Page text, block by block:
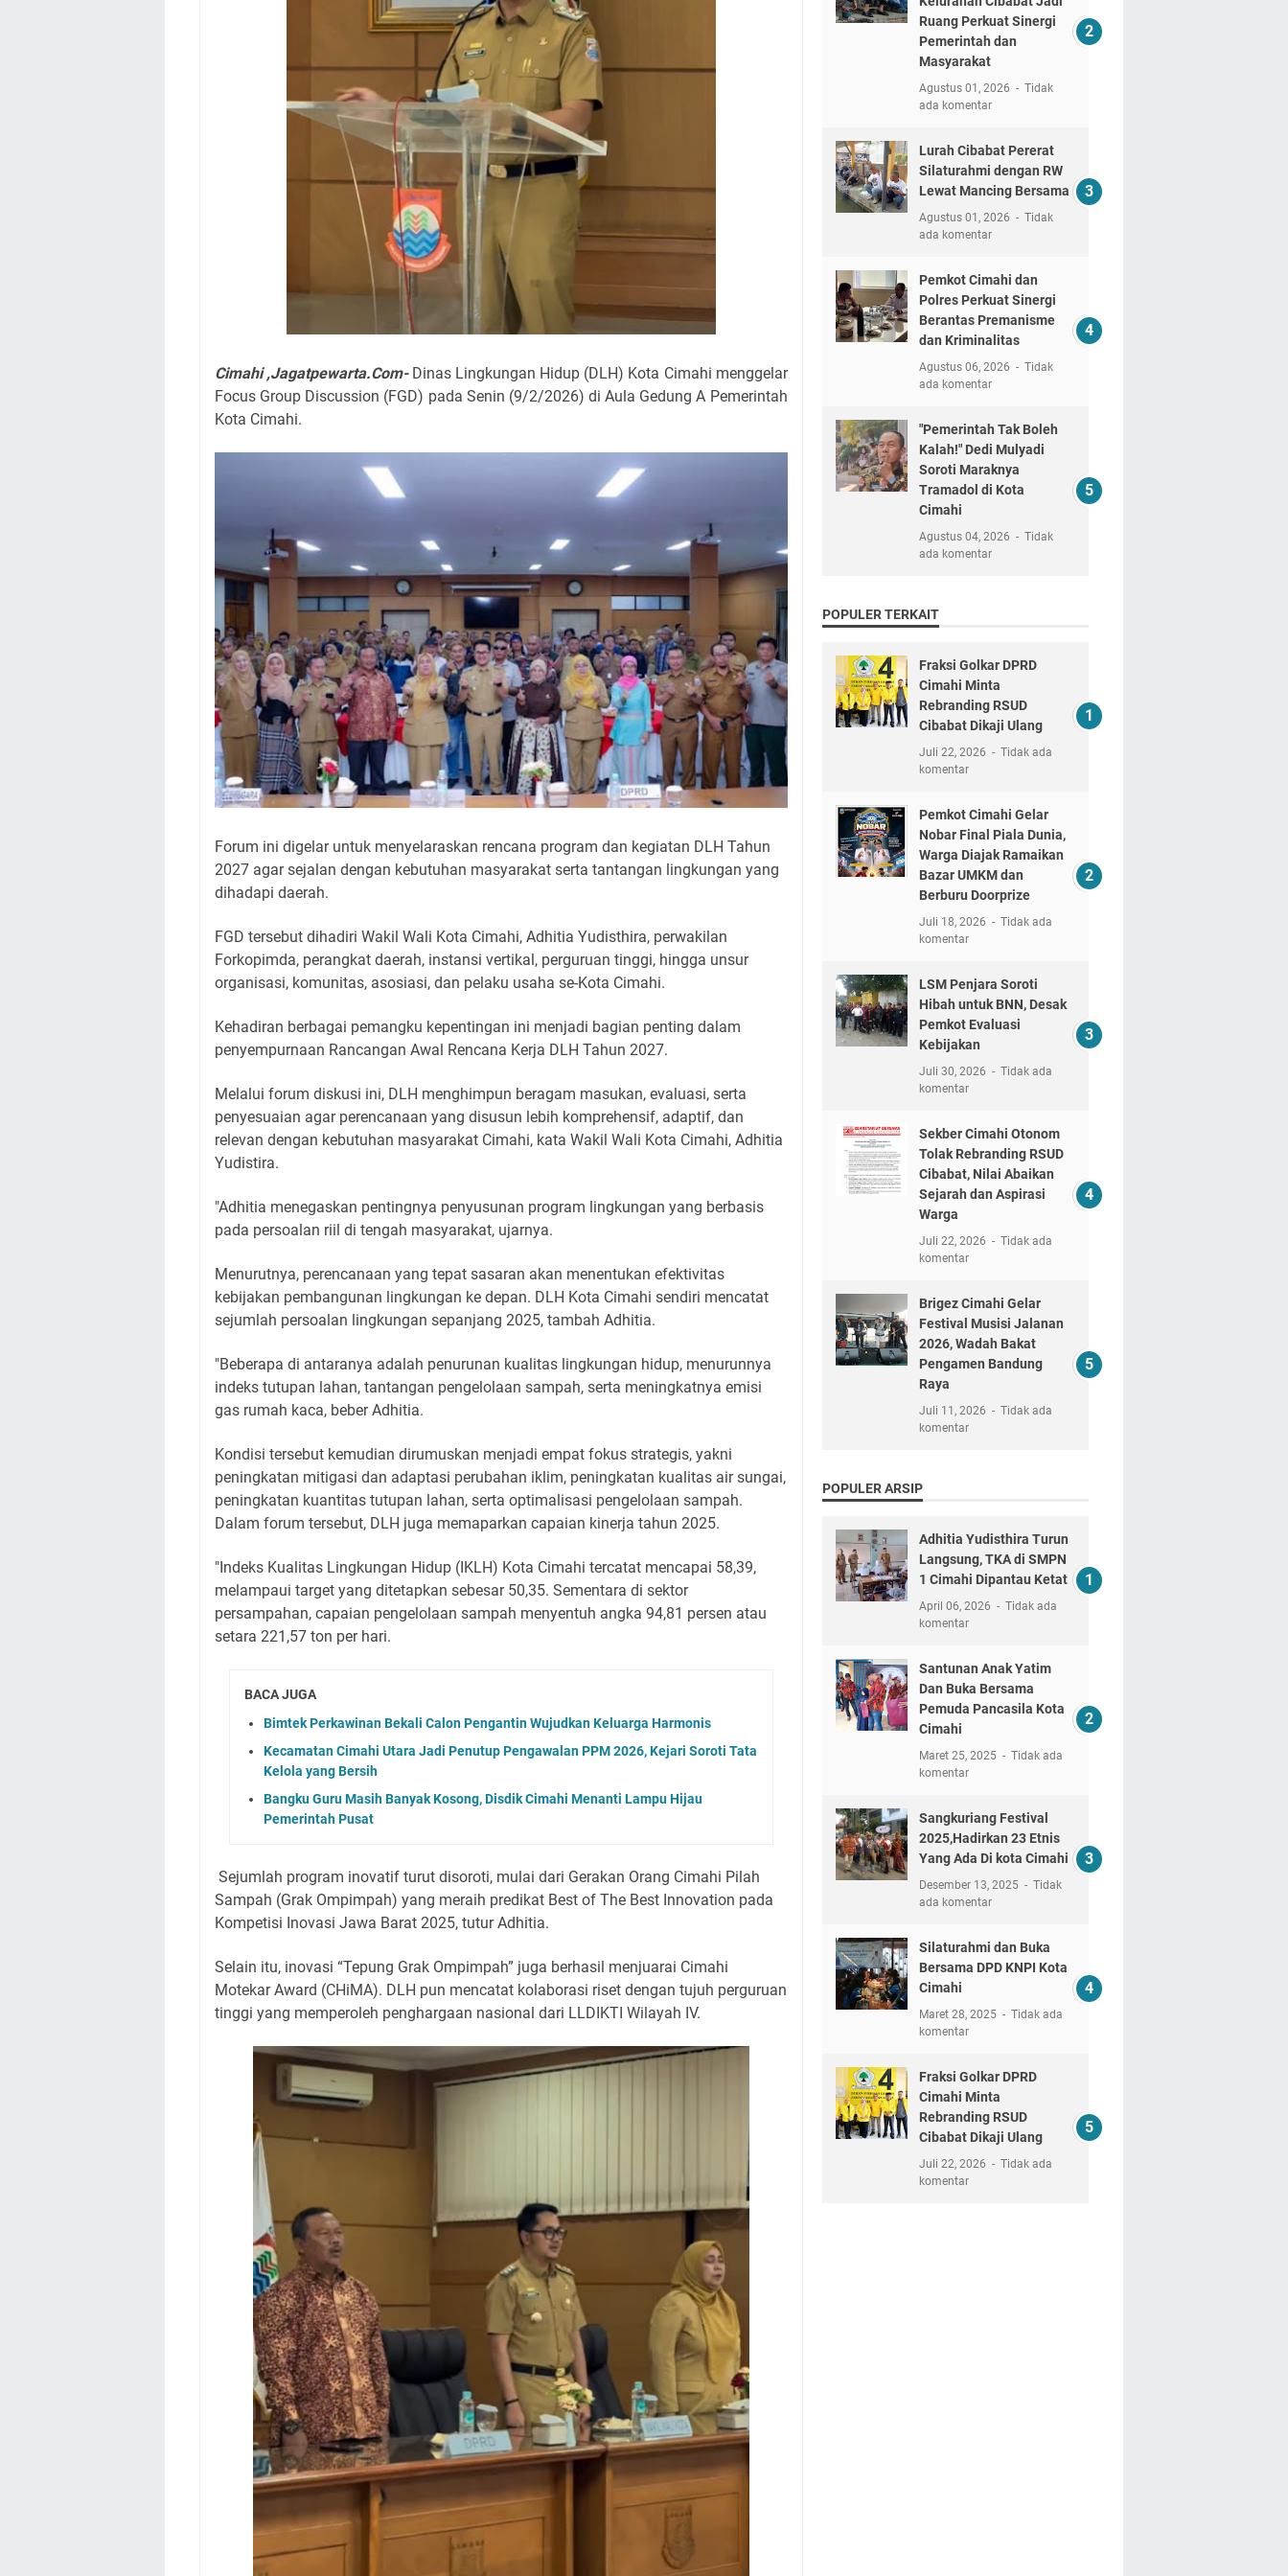
Cimahi ,Jagatpewarta.Com- Dinas Lingkungan Hidup (DLH) Kota Cimahi menggelar
Focus Group Discussion (FGD) pada Senin (9/2/2026) di Aula Gedung A Pemerintah
Kota Cimahi.
Forum ini digelar untuk menyelaraskan rencana program dan kegiatan DLH Tahun
2027 agar sejalan dengan kebutuhan masyarakat serta tantangan lingkungan yang
dihadapi daerah.
FGD tersebut dihadiri Wakil Wali Kota Cimahi, Adhitia Yudisthira, perwakilan
Forkopimda, perangkat daerah, instansi vertikal, perguruan tinggi, hingga unsur
organisasi, komunitas, asosiasi, dan pelaku usaha se-Kota Cimahi.
Kehadiran berbagai pemangku kepentingan ini menjadi bagian penting dalam
penyempurnaan Rancangan Awal Rencana Kerja DLH Tahun 2027.
Melalui forum diskusi ini, DLH menghimpun beragam masukan, evaluasi, serta
penyesuaian agar perencanaan yang disusun lebih komprehensif, adaptif, dan
relevan dengan kebutuhan masyarakat Cimahi, kata Wakil Wali Kota Cimahi, Adhitia
Yudistira.
"Adhitia menegaskan pentingnya penyusunan program lingkungan yang berbasis
pada persoalan riil di tengah masyarakat, ujarnya.
Menurutnya, perencanaan yang tepat sasaran akan menentukan efektivitas
kebijakan pembangunan lingkungan ke depan. DLH Kota Cimahi sendiri mencatat
sejumlah persoalan lingkungan sepanjang 2025, tambah Adhitia.
"Beberapa di antaranya adalah penurunan kualitas lingkungan hidup, menurunnya
indeks tutupan lahan, tantangan pengelolaan sampah, serta meningkatnya emisi
gas rumah kaca, beber Adhitia.
Kondisi tersebut kemudian dirumuskan menjadi empat fokus strategis, yakni
peningkatan mitigasi dan adaptasi perubahan iklim, peningkatan kualitas air sungai,
peningkatan kuantitas tutupan lahan, serta optimalisasi pengelolaan sampah.
Dalam forum tersebut, DLH juga memaparkan capaian kinerja tahun 2025.
"Indeks Kualitas Lingkungan Hidup (IKLH) Kota Cimahi tercatat mencapai 58,39,
melampaui target yang ditetapkan sebesar 50,35. Sementara di sektor
persampahan, capaian pengelolaan sampah menyentuh angka 94,81 persen atau
setara 221,57 ton per hari.
BACA JUGA
Bimtek Perkawinan Bekali Calon Pengantin Wujudkan Keluarga Harmonis
Kecamatan Cimahi Utara Jadi Penutup Pengawalan PPM 2026, Kejari Soroti Tata
Kelola yang Bersih
Bangku Guru Masih Banyak Kosong, Disdik Cimahi Menanti Lampu Hijau
Pemerintah Pusat
Sejumlah program inovatif turut disoroti, mulai dari Gerakan Orang Cimahi Pilah
Sampah (Grak Ompimpah) yang meraih predikat Best of The Best Innovation pada
Kompetisi Inovasi Jawa Barat 2025, tutur Adhitia.
Selain itu, inovasi “Tepung Grak Ompimpah” juga berhasil menjuarai Cimahi
Motekar Award (CHiMA). DLH pun mencatat kolaborasi riset dengan tujuh perguruan
tinggi yang memperoleh penghargaan nasional dari LLDIKTI Wilayah IV.
Ruang Perkuat Sinergi
Pemerintah dan
Masyarakat
Agustus 01, 2026
Tidak
ada komentar
Lurah Cibabat Pererat
Silaturahmi dengan RW
Lewat Mancing Bersama
Agustus 01, 2026
Tidak
ada komentar
Pemkot Cimahi dan
Polres Perkuat Sinergi
Berantas Premanisme
dan Kriminalitas
Agustus 06, 2026
Tidak
ada komentar
"Pemerintah Tak Boleh
Kalah!" Dedi Mulyadi
Soroti Maraknya
Tramadol di Kota
Cimahi
Agustus 04, 2026
Tidak
ada komentar
POPULER TERKAIT
Fraksi Golkar DPRD
Cimahi Minta
Rebranding RSUD
Cibabat Dikaji Ulang
Juli 22, 2026
Tidak ada
komentar
Pemkot Cimahi Gelar
Nobar Final Piala Dunia,
Warga Diajak Ramaikan
Bazar UMKM dan
Berburu Doorprize
Juli 18, 2026
Tidak ada
komentar
LSM Penjara Soroti
Hibah untuk BNN, Desak
Pemkot Evaluasi
Kebijakan
Juli 30, 2026
Tidak ada
komentar
Sekber Cimahi Otonom
Tolak Rebranding RSUD
Cibabat, Nilai Abaikan
Sejarah dan Aspirasi
Warga
Juli 22, 2026
Tidak ada
komentar
Brigez Cimahi Gelar
Festival Musisi Jalanan
2026, Wadah Bakat
Pengamen Bandung
Raya
Juli 11, 2026
Tidak ada
komentar
POPULER ARSIP
Adhitia Yudisthira Turun
Langsung, TKA di SMPN
1 Cimahi Dipantau Ketat
April 06, 2026
Tidak ada
komentar
Santunan Anak Yatim
Dan Buka Bersama
Pemuda Pancasila Kota
Cimahi
Maret 25, 2025
Tidak ada
komentar
Sangkuriang Festival
2025,Hadirkan 23 Etnis
Yang Ada Di kota Cimahi
Desember 13, 2025
Tidak
ada komentar
Silaturahmi dan Buka
Bersama DPD KNPI Kota
Cimahi
Maret 28, 2025
Tidak ada
komentar
Fraksi Golkar DPRD
Cimahi Minta
Rebranding RSUD
Cibabat Dikaji Ulang
Juli 22, 2026
Tidak ada
komentar